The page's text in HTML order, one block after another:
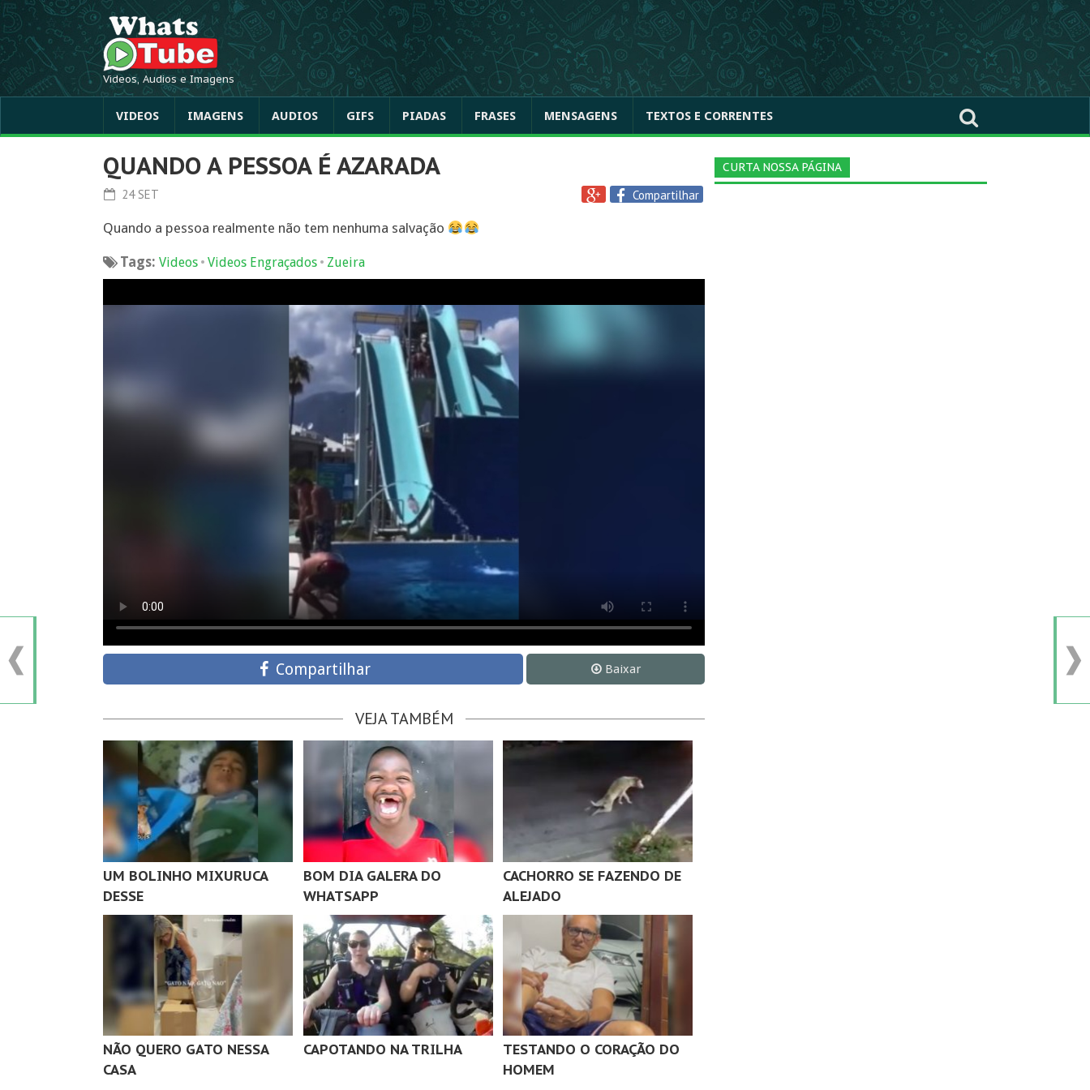
Videos, Audios e Imagens
VIDEOS IMAGENS AUDIOS GIFS PIADAS FRASES MENSAGENS TEXTOS E CORRENTES
QUANDO A PESSOA É AZARADA
24 SET Compartilhar
Quando a pessoa realmente não tem nenhuma salvação
Tags: Videos • Videos Engraçados • Zueira
Compartilhar Baixar
VEJA TAMBÉM
UM BOLINHO MIXURUCA
DESSE
BOM DIA GALERA DO
WHATSAPP
CACHORRO SE FAZENDO DE
ALEJADO
NÃO QUERO GATO NESSA
CASA
CAPOTANDO NA TRILHA
TESTANDO O CORAÇÃO DO
HOMEM
CURTA NOSSA PÁGINA